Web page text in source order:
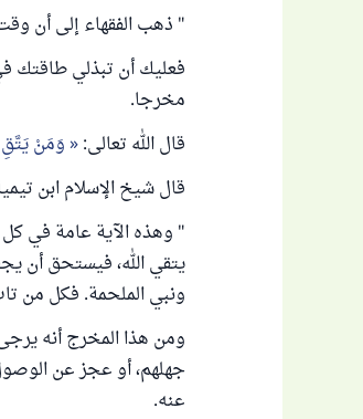
" ذهب الفقهاء إلى أن
فعليك أن تبذلي طاقتك
مخرجا.
قال الله تعالى: وَمَنْ
قال شيخ الإسلام ابن
" وهذه الآية عامة في
يتقي الله، فيستحق أن
ونبي الملحمة. فكل من تاب
ومن هذا المخرج أنه
جهلهم، أو عجز عن
عنه.